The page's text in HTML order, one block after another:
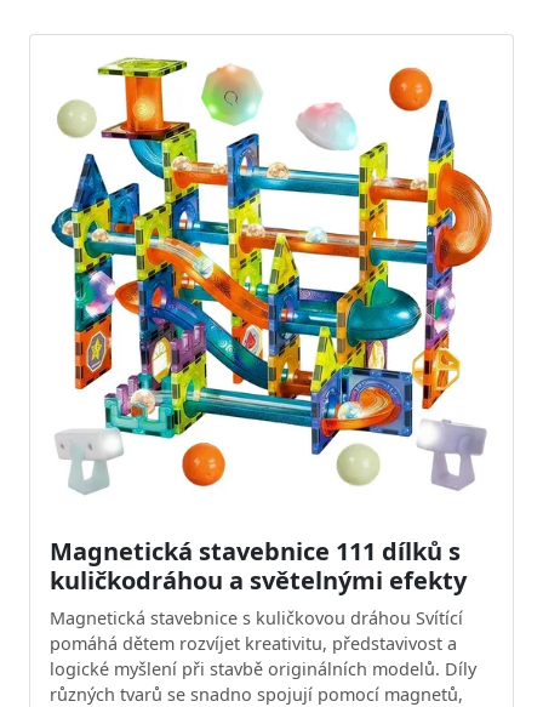
Magnetická stavebnice 111 dílků s
kuličkodráhou a světelnými efekty
Magnetická stavebnice s kuličkovou dráhou Svítící
pomáhá dětem rozvíjet kreativitu, představivost a
logické myšlení při stavbě originálních modelů. Díly
různých tvarů se snadno spojují pomocí magnetů,